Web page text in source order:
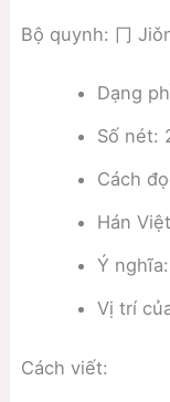
Bộ quynh: 冂
Dạng
Số nét:
Cách
Hán
Ý
Vị trí
Cách viết: